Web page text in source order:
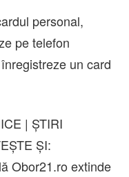
personal,
pe telefon
un card
| ȘTIRI
ȘI:
Obor21.ro extinde